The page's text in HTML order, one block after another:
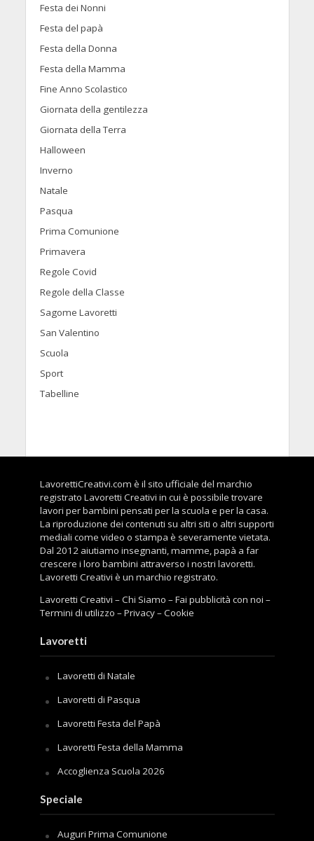
Festa dei Nonni
Festa del papà
Festa della Donna
Festa della Mamma
Fine Anno Scolastico
Giornata della gentilezza
Giornata della Terra
Halloween
Inverno
Natale
Pasqua
Prima Comunione
Primavera
Regole Covid
Regole della Classe
Sagome Lavoretti
San Valentino
Scuola
Sport
Tabelline
LavorettiCreativi.com è il sito ufficiale del marchio
registrato Lavoretti Creativi in cui è possibile trovare
lavori per bambini pensati per la scuola e per la casa.
La riproduzione dei contenuti su altri siti o altri supporti
mediali come video o stampa è severamente vietata.
Dal 2012 aiutiamo insegnanti, mamme, papà a far
crescere i loro bambini attraverso i nostri lavoretti.
Lavoretti Creativi è un marchio registrato.
Lavoretti Creativi –Chi Siamo –Fai pubblicità con noi –
Termini di utilizzo –Privacy–Cookie
Lavoretti
Lavoretti di Natale
Lavoretti di Pasqua
Lavoretti Festa del Papà
Lavoretti Festa della Mamma
Accoglienza Scuola 2026
Speciale
Auguri Prima Comunione